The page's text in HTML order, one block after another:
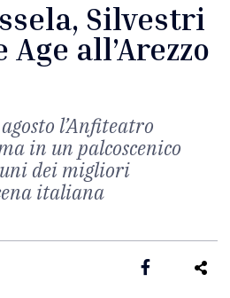
Silvestri
Age all’Arezzo
l’Anfiteatro
in un palcoscenico
dei migliori
italiana